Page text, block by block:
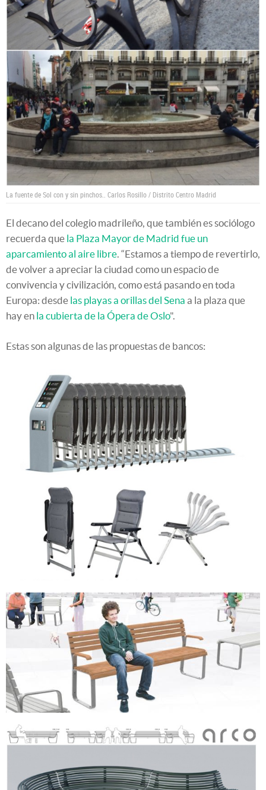
La fuente de Sol con y sin pinchos.. Carlos Rosillo / Distrito Centro Madrid
El decano del colegio madrileño, que también es sociólogo
recuerda que la Plaza Mayor de Madrid fue un
aparcamiento al aire libre . “Estamos a tiempo de revertirlo,
de volver a apreciar la ciudad como un espacio de
convivencia y civilización, como está pasando en toda
Europa: desde las playas a orillas del Sena a la plaza que
hay en la cubierta de la Ópera de Oslo".
Estas son algunas de las propuestas de bancos: